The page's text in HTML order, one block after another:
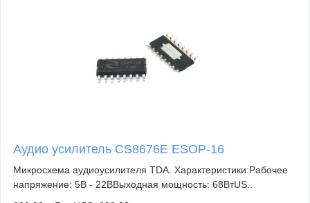
Аудио усилитель CS8676E ESOP-16
Микросхема аудиоусилителя TDA. Характеристики:Рабочее
напряжение: 5В - 22ВВыходная мощность: 68ВтUS..